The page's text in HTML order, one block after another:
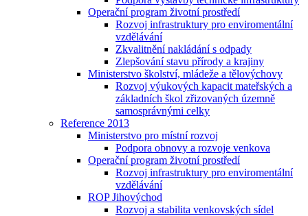
Operační program životní prostředí
Rozvoj infrastruktury pro enviromentální
vzdělávání
Zkvalitnění nakládání s odpady
Zlepšování stavu přírody a krajiny
Ministerstvo školství, mládeže a tělovýchovy
Rozvoj výukových kapacit mateřských a
základních škol zřizovaných územně
samosprávnými celky
Reference 2013
Ministerstvo pro místní rozvoj
Podpora obnovy a rozvoje venkova
Operační program životní prostředí
Rozvoj infrastruktury pro enviromentální
vzdělávání
ROP Jihovýchod
Rozvoj a stabilita venkovských sídel